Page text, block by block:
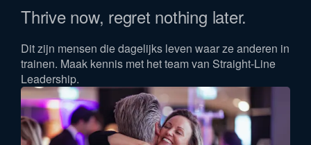
Thrive now, regret nothing later.
Dit zijn mensen die dagelijks leven waar ze anderen in
trainen. Maak kennis met het team van Straight-Line
Leadership.